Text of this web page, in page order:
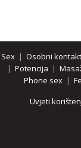
Sex| Osobni
| Potencija |
Phone sex|
Uvjeti